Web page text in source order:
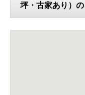
坪・古家あり）